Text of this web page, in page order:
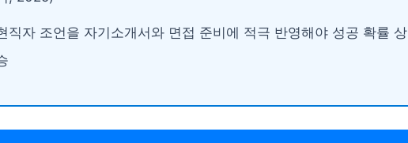
직자 조언을 자기소개서와 면접 준비에 적극 반영해야 성공 확률 상